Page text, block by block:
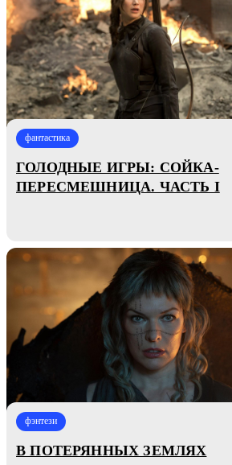
фантастика
ГОЛОДНЫЕ ИГРЫ: СОЙКА-
ПЕРЕСМЕШНИЦА. ЧАСТЬ I
фэнтези
В ПОТЕРЯННЫХ ЗЕМЛЯХ